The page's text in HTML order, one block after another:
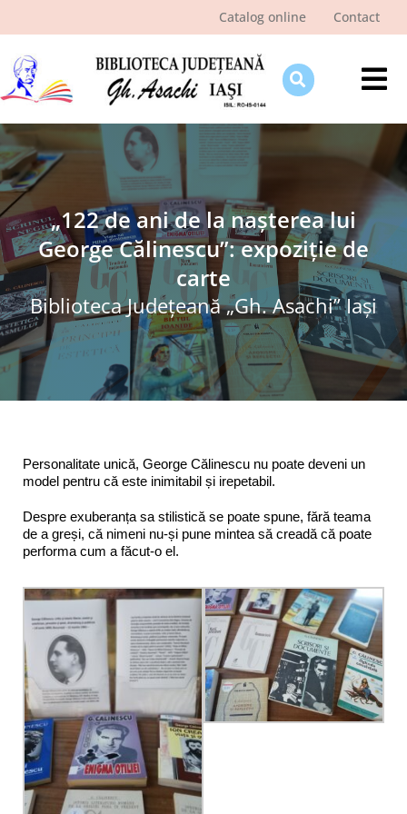
Catalog online Contact
Despre bibliotecă
Pagina cititorului
Ştiri şi evenimente
Programe şi proiecte
Interes public
„122 de ani de la nașterea lui
George Călinescu”: expoziție de
carte
Biblioteca Judeţeană „Gh. Asachi” Iaşi
Personalitate unică, George Călinescu nu poate deveni un
model pentru că este inimitabil și irepetabil.
Despre exuberanța sa stilistică se poate spune, fără teama
de a greși, că nimeni nu-și pune mintea să creadă că poate
performa cum a făcut-o el.